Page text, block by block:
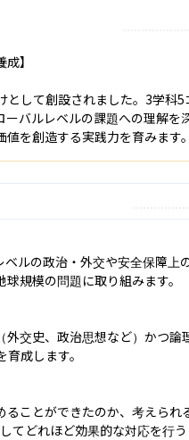
】
して創設されました。3学科5
バルレベルの課題への理解を
を創造する実践力を育みます。
ルの政治・外交や安全保障上
規模の問題に取り組みます。
交史、政治思想など）かつ論
成します。
ことができたのか、考えられ
てどれほど効果的な対応を行